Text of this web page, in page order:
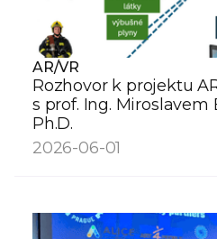
AR/VR
Rozhovor k projektu
s prof. Ing. Miroslavem
Ph.D.
2026-06-01